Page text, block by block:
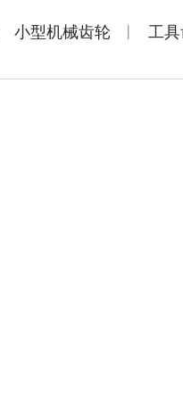
小型机械齿轮 | 工